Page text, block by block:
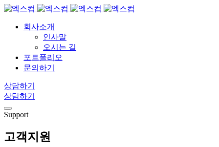
회사소개
인사말
오시는 길
포트폴리오
문의하기
상담하기
상담하기
Support
고객지원